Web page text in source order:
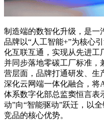
制造端的数智化升级，是一
品牌以“人工智能+”为核心
化互联互通，实现从先进工
并同步落地零碳工厂标准，
营层面，品牌打通研发、生
深化云网端一体化融合，将
体系数字化部总监窦恒言表
动”向“智能驱动”跃迁，以
竞品的核心优势。